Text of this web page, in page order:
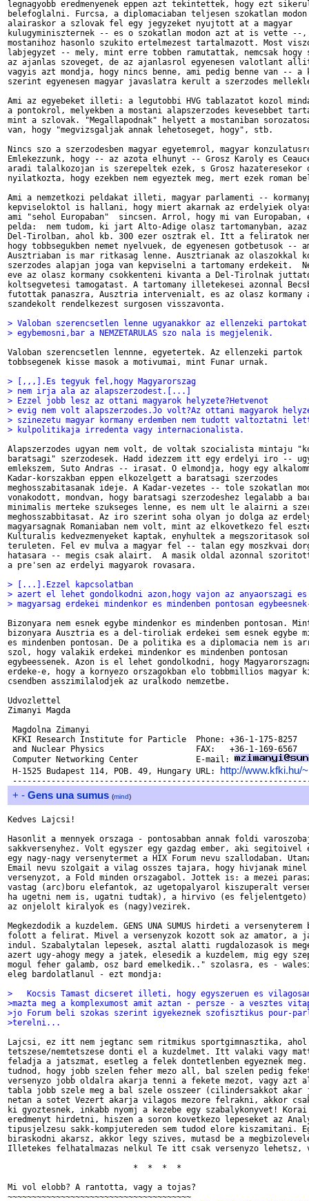
legnagyobb eredmenyenek eppen azt tekintettek, hogy ezt
belefoglalni. Furcsa, a diplomaciaban teljesen szokatlan modon
alairaskor a szlovak fel egy jegyzeket nyujtott at a magyar
kulugyminiszternek -- es o szokatlan modon azt at is vette --,
mostanihoz hasonlo szukito ertelmezest tartalmazott. Most
labjegyzet -- mely, mint erre tobben ramutattak, nemcsak
az ajanlas szoveget, de az ajanlasrol egyenesen valotlant
vagyis azt mondja, hogy nincs benne, ami pedig benne van -- a
szerint egyenesen magyar javaslatra kerult a szerzodes
Ami az egyebeket illeti: a legutobbi HVG tablazatot kozol
a pontokrol, melyekben a mostani alapszerzodes kevesebbet
mint a szlovak. "Megallapodnak" helyett a mostaniban
van, hogy "megvizsgaljak annak lehetoseget, hogy", stb.
Nincs szo a szerzodesben magyar egyetemrol, magyar
Emlekezzunk, hogy -- az azota elhunyt -- Grosz Karoly es
aradi talalkozojan is szerepeltek ezek, s Grosz hazateresekor
nyilatkozta, hogy ezekben nem egyeztek meg, mert ezek roman
Ami a nemzetkozi peldakat illeti, magyar parlamenti --
kepviseloktol is hallani, hogy miert akarnak az erdelyiek
ami "sehol Europaban"  sincsen. Arrol, hogy mi van Europaban,
pelda:  nem tudom, ki jart Alto-Adige olasz tartomanyban, azaz
Del-Tirolban, ahol kb. 300 ezer osztrak el. Itt a feliratok
hogy tobbsegukben nemet nyelvuek, de egyenesen gotbetusok --
Ausztriaban is mar ritkasag lenne. Ausztrianak az olaszokkal
szerzodes alapjan joga van kepviselni a tartomany erdekeit.
eve az olasz kormany csokkenteni kivanta a Del-Tirolnak
koltsegvetesi tamogatast. A tartomany illetekesei azonnal
futottak panaszra, Ausztria intervenialt, es az olasz kormany
szandekolt rendelkezest surgosen visszavonta.
> Valoban szerencsetlen lenne ugyanakkor az ellenzeki
> egybemosni,bar a NEMZETARULAS szo nala is megjelenik.
Valoban szerencsetlen lennne, egyetertek. Az ellenzeki partok
tobbsegenek kisse masok a motivumai, mint Funar urnak.
> [,,,].Es tegyuk fel,hogy Magyarorszag
> nem irja ala az alapszerzodest.[...]
> Ezzel jobb lesz az ottani magyarok helyzete?Hetvenot
> evig nem volt alapszerzodes.Jo volt?Az ottani magyarok
> szinezetu magyar kormany erdemben nem tudott valtoztatni
> kulpolitikaja irredenta vagy internacionalista.
Alapszerzodes ugyan nem volt, de voltak szocialista mintaju
baratsagi" szerzodesek. Hadd idezzem itt egy erdelyi iro --
emlekszem, Suto Andras -- irasat. O elmondja, hogy egy
Kadar-korszakban eppen elkozelgett a baratsagi szerzodes
meghosszabitasanak ideje. A Kadar-vezetes -- tole szokatlan
vonakodott, mondvan, hogy baratsagi szerzodeshez legalabb a
minimalis merteke szukseges lenne, es nem ult le alairni a
meghosszabbitasat. Az iro szerint soha olyan jo dolga az
magyarsagnak Romaniaban nem volt, mint az elkovetkezo fel
Kulturalis kedvezmenyeket kaptak, enyhultek a megszoritasok
teruleten. Fel ev mulva a magyar fel -- talan egy moszkvai
hatasara -- megis csak alairt.  A masik oldal azonnal
a pre'sen az erdelyi magyarok rovasara.
> [...].Ezzel kapcsolatban
> azert el lehet gondolkodni azon,hogy vajon az anyaorszagi
> magyarsag erdekei mindenkor es mindenben pontosan
Bizonyara nem esnek egybe mindenkor es mindenben pontosan.
bizonyara Ausztria es a del-tiroliak erdekei sem esnek egybe
es mindenben pontosan. De a politika es a diplomacia nem is
szol, hogy valakik erdekei mindenkor es mindenben pontosan
egybeessenek. Azon is el lehet gondolkodni, hogy
erdeke-e, hogy a kornyezo orszagokban elo tobbmillios magyar
csendben asszimilalodjek az uralkodo nemzetbe.
Udvozlettel
Zimanyi Magda
Magdolna Zimanyi
KFKI Research Institute for Particle  Phone: +36-1-175-8257
and Nuclear Physics                   FAX:   +36-1-169-6567
Computer Networking Center            E-mail:
H-1525 Budapest 114, POB. 49, Hungary URL: http://www.kfki.hu/
+ - Gens una sumus (mind)
Kedves Lajcsi!
Hasonlit a mennyek orszaga - pontosabban annak foldi
sakkversenyhez. Volt egyszer egy gazdag ember, aki
egy nagy-nagy versenytermet a HIX Forum nevu szallodaban.
Email nevu szolgait a vilag osszes tajara, hogy hivjanak minel
versenyzot, a Fold minden orszagabol. Jottek is: a mezei
vastag (arc)boru elefantok, az ugetopalyarol kiszuperalt
ha ugetni nem is, ugatni tudtak), a hirvivo (es
az onjelolt kiralyok es (nagy)vezirek.
Megkezdodik a kuzdelem. GENS UNA SUMUS hirdeti a
folott a felirat. Mivel a versenyzok kozott sok az amator, a
indul. Szabalytalan lepesek, asztal alatti rugdalozasok is
azert ugy-ahogy megy a jatek, elesedik a kuzdelem, mig egy
mogul feher galamb, osz bard emelkedik.." szolasra, es -
eleg bardolatlanul - ezt mondja:
>   Kocsis Tamast dicseret illeti, hogy egyszeruen es
>mazta meg a komplexumost amit aztan - persze - a vesztes
>jo Forum beli szokas szerint igyekeznek szofisztikus pour-
>terelni...
Lajcsi, ez itt nem jegtanc sem ritmikus sportgimnasztika,
tetszese/nemtetszese donti el a kuzdelmet. Itt valaki vagy
feladja a jatszmat, esetleg a felek dontetlenben egyeznek
tudnod, hogy jobb szelen feher mezo all, bal szelen pedig
versenyzo jobb oldalra akarja tenni a fekete mezot, vagy azt
tabla jobb szele meg a bal szele osszeer (cilindersakkot akar
netan a sotet Vezert akarja vilagos mezore felrakni, akkor
ki gyoztesnek, inkabb nyomj a kezebe egy szabalykonyvet! Korai
eredmenyt hirdetni, hiszen a soron kovetkezo lepeseket az
tipusjelzesu sakk-kompjutereden sem tudod elore kiszamitani.
biraskodni akarsz, akkor legy szives, mutasd be a
Illetekes felhatalmazas nelkul Te itt csak versenyzo lehetsz,
                          *  *  *  *
Mi vol elobb? A rantotta, vagy a tojas?